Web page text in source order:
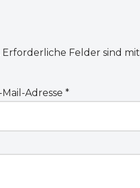
Erforderliche Felder sind mit
Mail-Adresse*